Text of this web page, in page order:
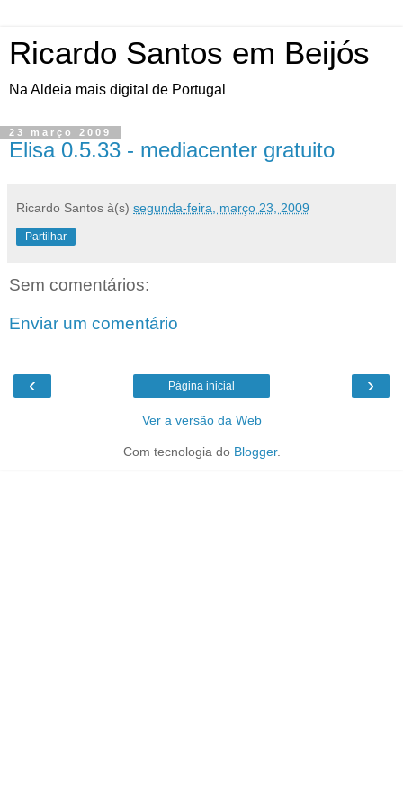
Ricardo Santos em Beijós
Na Aldeia mais digital de Portugal
23 março 2009
Elisa 0.5.33 - mediacenter gratuito
Ricardo Santos à(s) segunda-feira, março 23, 2009
Partilhar
Sem comentários:
Enviar um comentário
‹ ›
Página inicial
Ver a versão da Web
Com tecnologia do Blogger.